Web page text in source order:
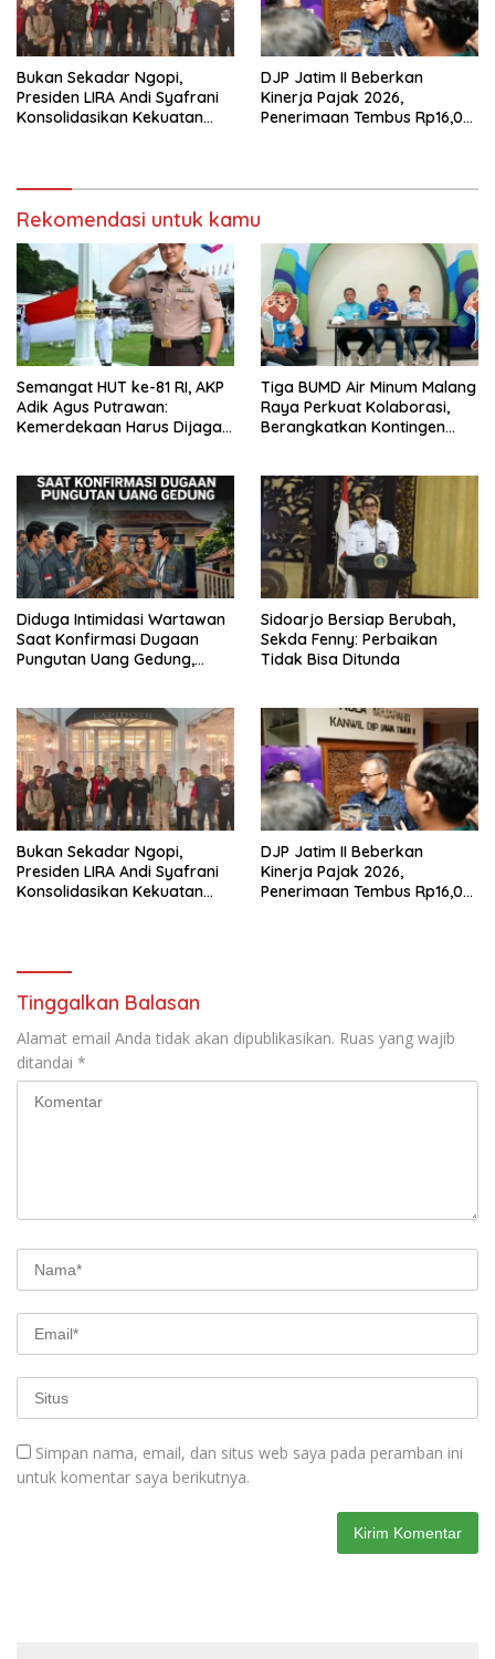
Bukan Sekadar Ngopi,
Presiden LIRA Andi Syafrani
Konsolidasikan Kekuatan
DJP Jatim II Beberkan
Kinerja Pajak 2026,
Penerimaan Tembus Rp16,08
Rekomendasi untuk kamu
Semangat HUT ke-81 RI, AKP
Adik Agus Putrawan:
Kemerdekaan Harus Dijaga
Tiga BUMD Air Minum Malang
Raya Perkuat Kolaborasi,
Berangkatkan Kontingen
Diduga Intimidasi Wartawan
Saat Konfirmasi Dugaan
Pungutan Uang Gedung,
Buka suara
Sidoarjo Bersiap Berubah,
Sekda Fenny: Perbaikan
Tidak Bisa Ditunda
Bukan Sekadar Ngopi,
Presiden LIRA Andi Syafrani
Konsolidasikan Kekuatan
DJP Jatim II Beberkan
Kinerja Pajak 2026,
Penerimaan Tembus Rp16,08
Tinggalkan Balasan
Alamat email Anda tidak akan dipublikasikan. Ruas yang wajib
ditandai *
Simpan nama, email, dan situs web saya pada peramban ini
untuk komentar saya berikutnya.